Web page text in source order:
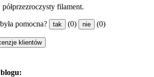
filament.
pomocna? tak (0) nie (0)
klientów